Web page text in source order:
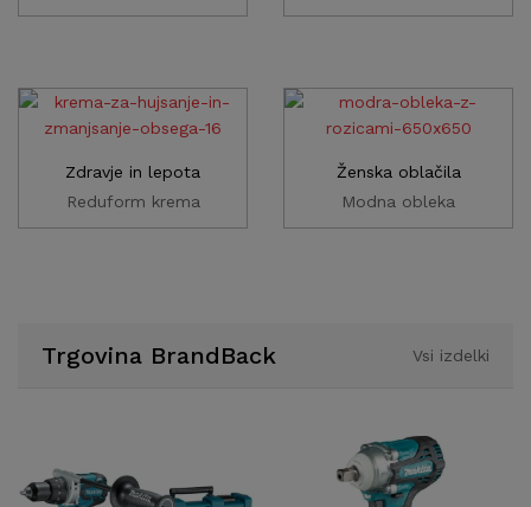
Zdravje in lepota
Reduform krema
Ženska oblačila
Modna obleka
Trgovina BrandBack Vsi izdelki